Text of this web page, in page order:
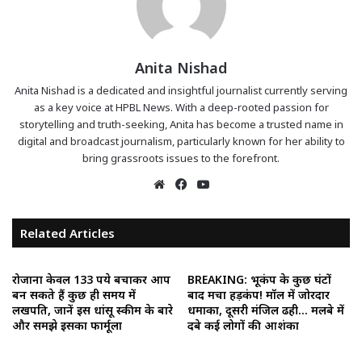
Anita Nishad
Anita Nishad is a dedicated and insightful journalist currently serving
as a key voice at HPBL News. With a deep-rooted passion for
storytelling and truth-seeking, Anita has become a trusted name in
digital and broadcast journalism, particularly known for her ability to
bring grassroots issues to the forefront.
WebsiteFacebook
Related Articles
रोजाना केवल 133 रुपये बचाकर आप
बन सकते हैं कुछ ही समय में
लखपति, जानें इस धांसू स्कीम के बारे
और समझे इसका फार्मूला
BREAKING: भूकंप के कुछ घंटों
बाद मचा हड़कंप! मॉल में जोरदार
धमाका, दूसरी मंजिल ढही… मलबे में
दबे कई लोगों की आशंका